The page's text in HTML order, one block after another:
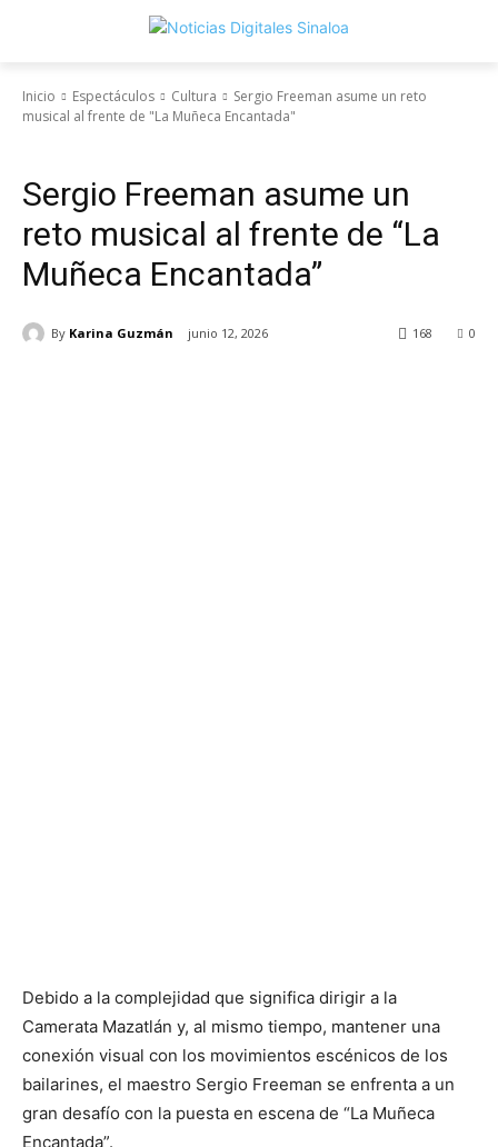
Inicio Espectáculos Cultura
Sergio Freeman asume un reto
musical al frente de "La Muñeca Encantada"
Sergio Freeman asume un
reto musical al frente de “La
Muñeca Encantada”
By Karina Guzmán junio 12, 2026 0
168
Debido a la complejidad que significa dirigir a la
Camerata Mazatlán y, al mismo tiempo, mantener una
conexión visual con los movimientos escénicos de los
bailarines, el maestro Sergio Freeman se enfrenta a un
gran desafío con la puesta en escena de “La Muñeca
Encantada”.